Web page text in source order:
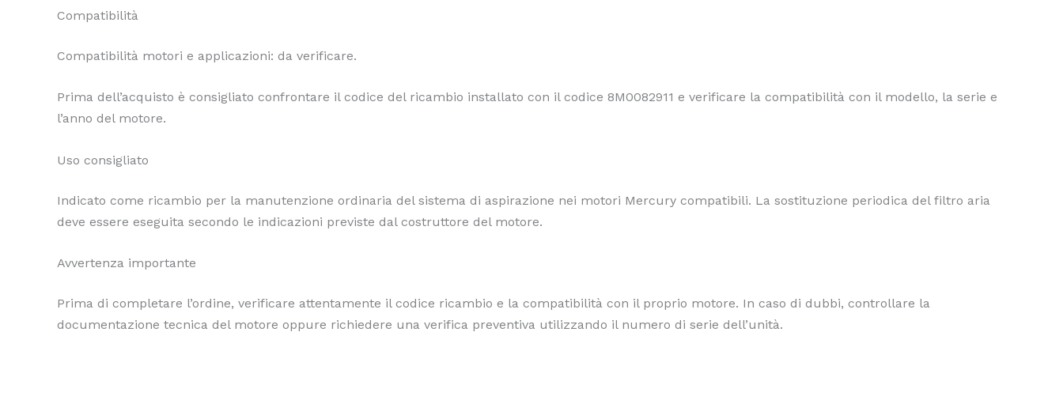
Compatibilità
Compatibilità motori e applicazioni: da verificare.
Prima dell’acquisto è consigliato confrontare il codice del ricambio installato con il codice 8M0082911 e verificare la compatibilità con il modello, la serie e
l’anno del motore.
Uso consigliato
Indicato come ricambio per la manutenzione ordinaria del sistema di aspirazione nei motori Mercury compatibili. La sostituzione periodica del filtro aria
deve essere eseguita secondo le indicazioni previste dal costruttore del motore.
Avvertenza importante
Prima di completare l’ordine, verificare attentamente il codice ricambio e la compatibilità con il proprio motore. In caso di dubbi, controllare la
documentazione tecnica del motore oppure richiedere una verifica preventiva utilizzando il numero di serie dell’unità.